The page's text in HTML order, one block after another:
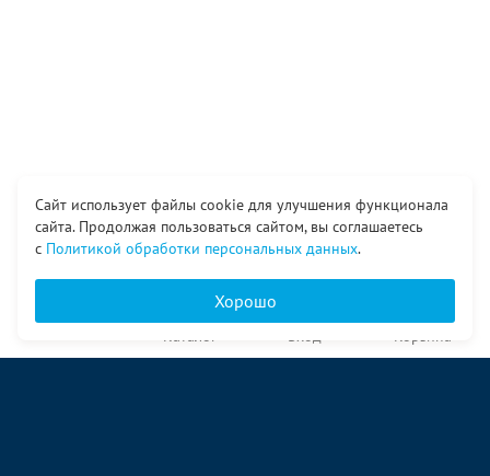
Сайт использует файлы cookie для улучшения функционала
сайта. Продолжая пользоваться сайтом, вы соглашаетесь
с Политикой обработки персональных данных.
Хорошо